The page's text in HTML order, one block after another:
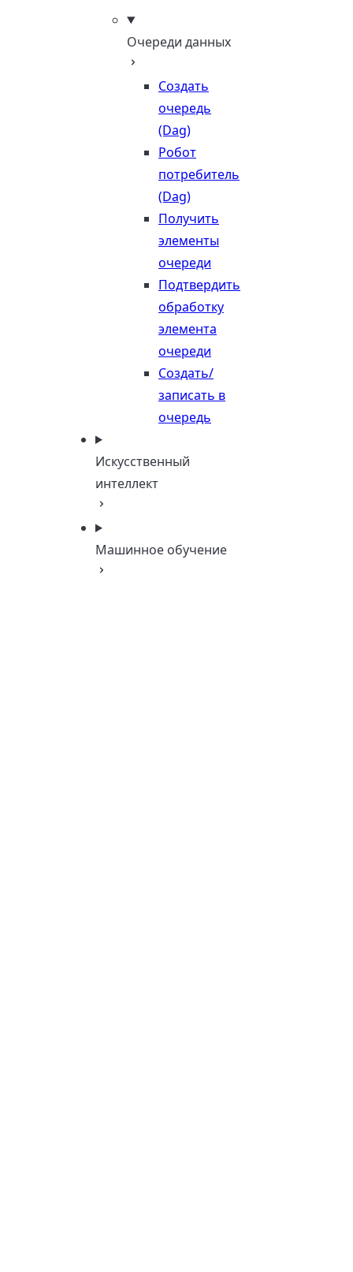
Очереди данных
Создать
очередь
(Dag)
Робот
потребитель
(Dag)
Получить
элементы
очереди
Подтвердить
обработку
элемента
очереди
Создать/
записать в
очередь
Искусственный
интеллект
Машинное обучение